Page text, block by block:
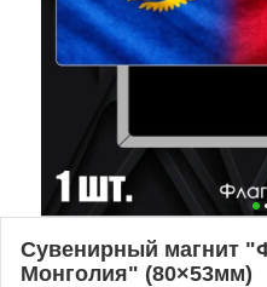
Сувенирный магнит
Монголия" (80×53мм)